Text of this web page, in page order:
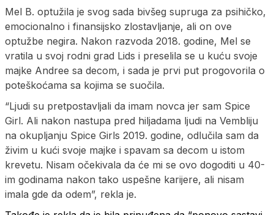
Mel B. optužila je svog sada bivšeg supruga za psihičko,
emocionalno i finansijsko zlostavljanje, ali on ove
optužbe negira. Nakon razvoda 2018. godine, Mel se
vratila u svoj rodni grad Lids i preselila se u kuću svoje
majke Andree sa decom, i sada je prvi put progovorila o
poteškoćama sa kojima se suočila.
“Ljudi su pretpostavljali da imam novca jer sam Spice
Girl. Ali nakon nastupa pred hiljadama ljudi na Vembliju
na okupljanju Spice Girls 2019. godine, odlučila sam da
živim u kući svoje majke i spavam sa decom u istom
krevetu. Nisam očekivala da će mi se ovo dogoditi u 40-
im godinama nakon tako uspešne karijere, ali nisam
imala gde da odem”, rekla je.